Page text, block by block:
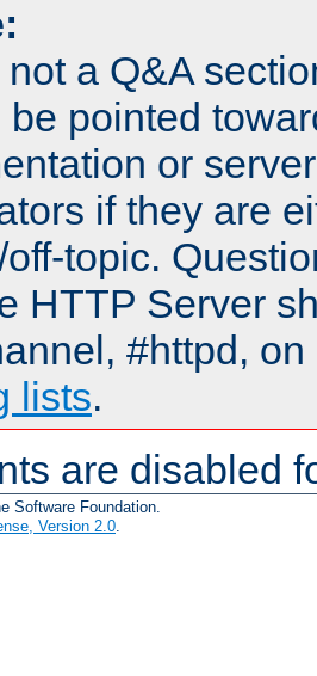
a Q&A
be pointed
or
if they are
topic.
HTTP Server
#httpd,
lists.
are disabled
Software Foundation.
Version 2.0